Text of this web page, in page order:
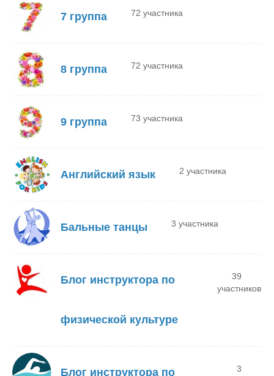
7 группа 72 участника
8 группа 72 участника
9 группа 73 участника
Английский язык 2 участника
Бальные танцы 3 участника
Блог инструктора по
физической культуре
39
участников
Блог инструктора по
3